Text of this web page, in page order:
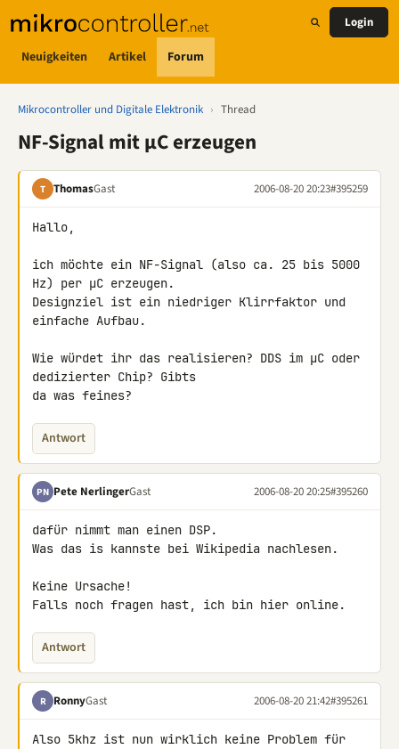
Neuigkeiten Artikel Forum
Login
Mikrocontroller und Digitale Elektronik › Thread
NF-Signal mit µC erzeugen
T ThomasGast 2006-08-20 20:23#395259
Hallo,
ich möchte ein NF-Signal (also ca. 25 bis 5000
Hz) per µC erzeugen.
Designziel ist ein niedriger Klirrfaktor und
einfache Aufbau.
Wie würdet ihr das realisieren? DDS im µC oder
dedizierter Chip? Gibts
da was feines?
Antwort
PN Pete NerlingerGast 2006-08-20 20:25#395260
dafür nimmt man einen DSP.
Was das is kannste bei Wikipedia nachlesen.
Keine Ursache!
Falls noch fragen hast, ich bin hier online.
Antwort
R RonnyGast 2006-08-20 21:42#395261
Also 5khz ist nun wirklich keine Problem für